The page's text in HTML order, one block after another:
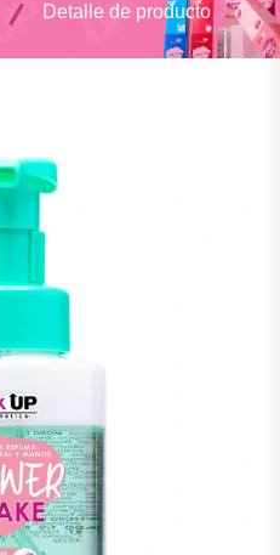
Detalle de producto